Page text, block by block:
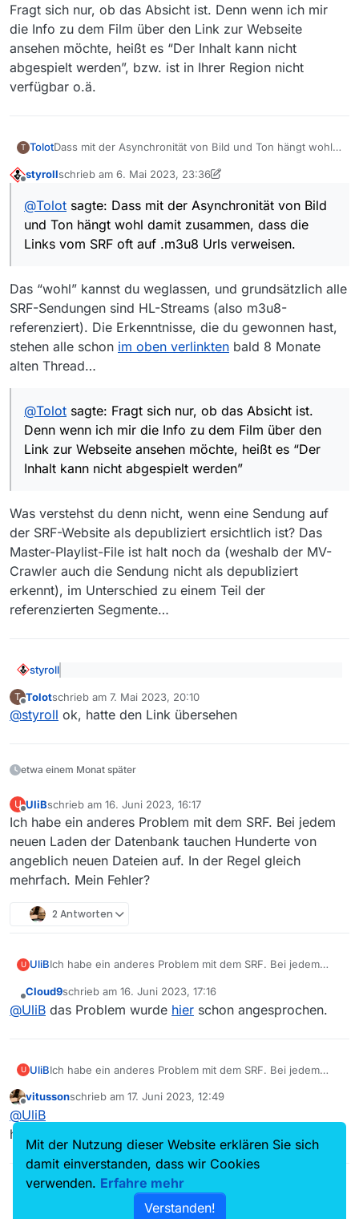
Fragt sich nur, ob das Absicht ist. Denn wenn ich mir
die Info zu dem Film über den Link zur Webseite
ansehen möchte, heißt es “Der Inhalt kann nicht
abgespielt werden”, bzw. ist in Ihrer Region nicht
verfügbar o.ä.
T TolotDass mit der Asynchronität von Bild und Ton hängt wohl
Urls verweisen. Diese bestehenaus etlichen 10 Sekunden
(m3u8 Downloader), werden einem auch fehlerhafte
Teile angezeigt. Bei der mp4 Datei bleibt dann das Bild
für 10 Sek. stehen, aber der Ton läuft weiter, und schon
stimmt nichts mehr.
Info zu dem Film über den Link zur Webseite ansehen
möchte, heißt es “Der Inhalt kann nicht abgespielt
werden”, bzw. ist in Ihrer Region nicht verfügbar o.ä.
styrollschrieb am 6. Mai 2023, 23:36
zuletzt editiert von styroll5. Juli 2023, 01:38
@Tolot sagte: Dass mit der Asynchronität von Bild
und Ton hängt wohl damit zusammen, dass die
Links vom SRF oft auf .m3u8 Urls verweisen.
Das “wohl” kannst du weglassen, und grundsätzlich alle
SRF-Sendungen sind HL-Streams (also m3u8-
referenziert). Die Erkenntnisse, die du gewonnen hast,
stehen alle schon im oben verlinkten bald 8 Monate
alten Thread…
@Tolot sagte: Fragt sich nur, ob das Absicht ist.
Denn wenn ich mir die Info zu dem Film über den
Link zur Webseite ansehen möchte, heißt es “Der
Inhalt kann nicht abgespielt werden”
Was verstehst du denn nicht, wenn eine Sendung auf
der SRF-Website als depubliziert ersichtlich ist? Das
Master-Playlist-File ist halt noch da (weshalb der MV-
Crawler auch die Sendung nicht als depubliziert
erkennt), im Unterschied zu einem Teil der
referenzierten Segmente…
styroll
und Ton hängt wohl damit zusammen, dass die
Links vom SRF oft auf .m3u8 Urls verweisen.
Das “wohl” kannst du weglassen, und grundsätzlich alle
SRF-Sendungen sind HL-Streams (also m3u8-
alten Thread…
Denn wenn ich mir die Info zu dem Film über den
Inhalt kann nicht abgespielt werden”
Master-Playlist-File ist halt noch da (weshalb der MV-
Crawler auch die Sendung nicht als depubliziert
erkennt), im Unterschied zu einem Teil der
referenzierten Segmente…
T
Offline
Tolotschrieb am 7. Mai 2023, 20:10
zuletzt editiert von
@styroll ok, hatte den Link übersehen
etwa einem Monat später
U
Offline
UliBschrieb am 16. Juni 2023, 16:17
zuletzt editiert von
Ich habe ein anderes Problem mit dem SRF. Bei jedem
neuen Laden der Datenbank tauchen Hunderte von
angeblich neuen Dateien auf. In der Regel gleich
mehrfach. Mein Fehler?
2 Antworten
U UliBIch habe ein anderes Problem mit dem SRF. Bei jedem
angeblich neuen Dateien auf. In der Regel gleich
mehrfach. Mein Fehler?
Offline
Cloud9schrieb am 16. Juni 2023, 17:16
zuletzt editiert von
@UliB das Problem wurde hier schon angesprochen.
U UliBIch habe ein anderes Problem mit dem SRF. Bei jedem
angeblich neuen Dateien auf. In der Regel gleich
Offline
vitussonschrieb am 17. Juni 2023, 12:49
zuletzt editiert von
@UliB
https://github.com/mediathekview/MServer/issues/904
Mit der Nutzung dieser Website erklären Sie sich
damit einverstanden, dass wir Cookies
verwenden. Erfahre mehr
Verstanden!